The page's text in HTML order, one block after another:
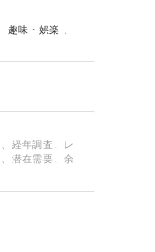
趣味・娯楽
経年調査、レ
潜在需要、余